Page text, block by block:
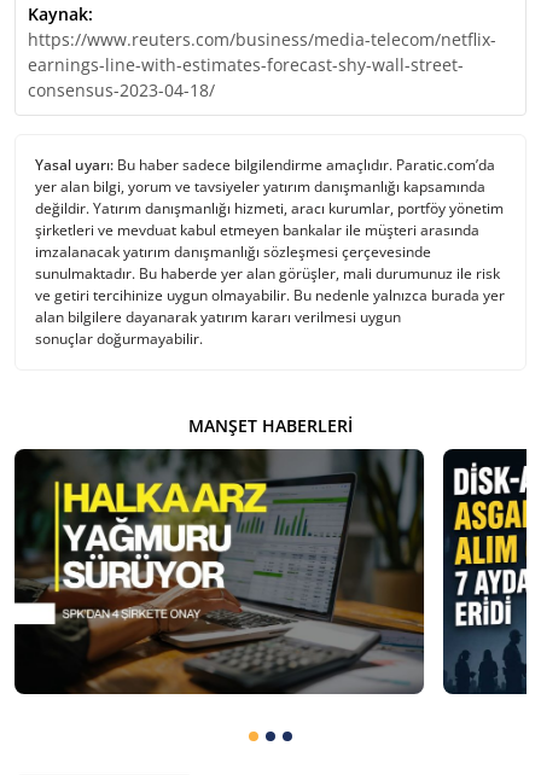
Kaynak:
https://www.reuters.com/business/media-telecom/netflix-
earnings-line-with-estimates-forecast-shy-wall-street-
consensus-2023-04-18/
Yasal uyarı: Bu haber sadece bilgilendirme amaçlıdır. Paratic.com’da
yer alan bilgi, yorum ve tavsiyeler yatırım danışmanlığı kapsamında
değildir. Yatırım danışmanlığı hizmeti, aracı kurumlar, portföy yönetim
şirketleri ve mevduat kabul etmeyen bankalar ile müşteri arasında
imzalanacak yatırım danışmanlığı sözleşmesi çerçevesinde
sunulmaktadır. Bu haberde yer alan görüşler, mali durumunuz ile risk
ve getiri tercihinize uygun olmayabilir. Bu nedenle yalnızca burada yer
alan bilgilere dayanarak yatırım kararı verilmesi uygun
sonuçlar doğurmayabilir.
MANŞET HABERLERI